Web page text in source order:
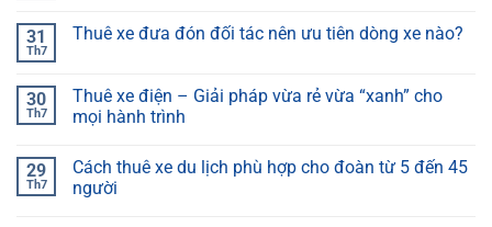
31
Th7
Thuê xe đưa đón đối tác nên ưu tiên dòng xe nào?
30
Th7
Thuê xe điện – Giải pháp vừa rẻ vừa “xanh” cho
mọi hành trình
29
Th7
Cách thuê xe du lịch phù hợp cho đoàn từ 5 đến 45
người